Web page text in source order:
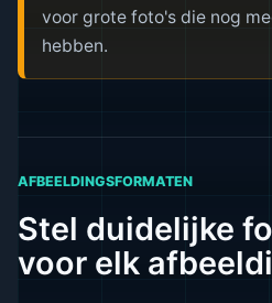
voor grote foto's die nog
hebben.
AFBEELDINGSFORMATEN
Stel duidelijke
voor elk